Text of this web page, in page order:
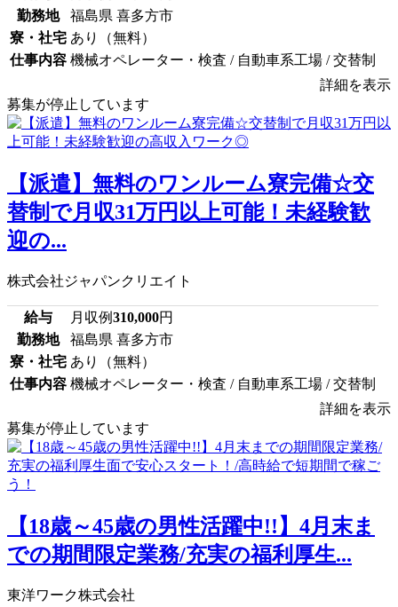
勤務地
福島県 喜多方市
寮・社宅 あり（無料）
仕事内容 機械オペレーター・検査 / 自動車系工場 / 交替制
詳細を表示
募集が停止しています
【派遣】無料のワンルーム寮完備☆交
替制で月収31万円以上可能！未経験歓
迎の...
株式会社ジャパンクリエイト
給与 月収例310,000円
勤務地
福島県 喜多方市
寮・社宅 あり（無料）
仕事内容 機械オペレーター・検査 / 自動車系工場 / 交替制
詳細を表示
募集が停止しています
【18歳～45歳の男性活躍中!!】4月末ま
での期間限定業務/充実の福利厚生...
東洋ワーク株式会社